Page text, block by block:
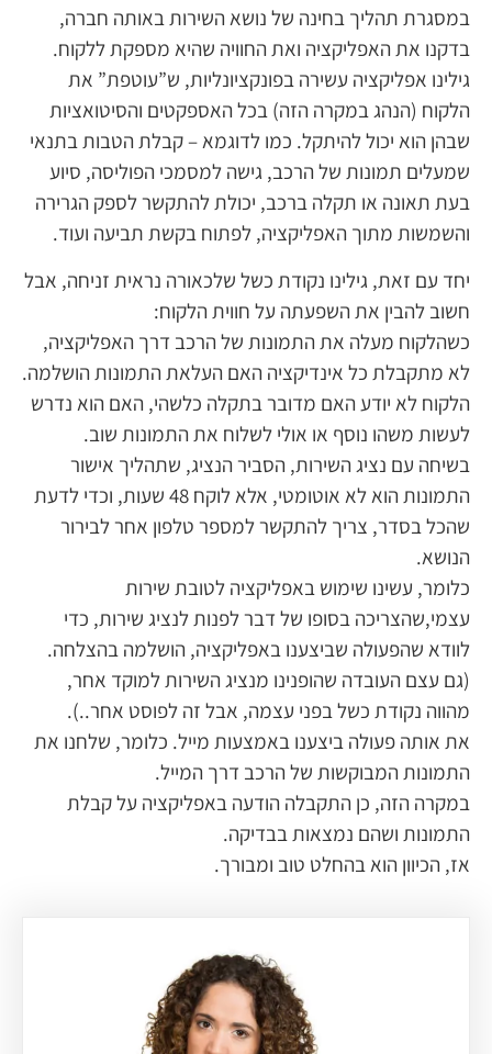
במסגרת תהליך בחינה של נושא השירות באותה חברה,
בדקנו את האפליקציה ואת החוויה שהיא מספקת ללקוח.
גילינו אפליקציה עשירה בפונקציונליות, ש”עוטפת” את
הלקוח (הנהג במקרה הזה) בכל האספקטים והסיטואציות
שבהן הוא יכול להיתקל. כמו לדוגמא – קבלת הטבות בתנאי
שמעלים תמונות של הרכב, גישה למסמכי הפוליסה, סיוע
בעת תאונה או תקלה ברכב, יכולת להתקשר לספק הגרירה
והשמשות מתוך האפליקציה, לפתוח בקשת תביעה ועוד.
יחד עם זאת, גילינו נקודת כשל שלכאורה נראית זניחה, אבל
חשוב להבין את השפעתה על חווית הלקוח:
כשהלקוח מעלה את התמונות של הרכב דרך האפליקציה,
לא מתקבלת כל אינדיקציה האם העלאת התמונות הושלמה.
הלקוח לא יודע האם מדובר בתקלה כלשהי, האם הוא נדרש
לעשות משהו נוסף או אולי לשלוח את התמונות שוב.
בשיחה עם נציג השירות, הסביר הנציג, שתהליך אישור
התמונות הוא לא אוטומטי, אלא לוקח 48 שעות, וכדי לדעת
שהכל בסדר, צריך להתקשר למספר טלפון אחר לבירור
הנושא.
כלומר, עשינו שימוש באפליקציה לטובת שירות
עצמי,שהצריכה בסופו של דבר לפנות לנציג שירות, כדי
לוודא שהפעולה שביצענו באפליקציה, הושלמה בהצלחה.
(גם עצם העובדה שהופנינו מנציג השירות למוקד אחר,
מהווה נקודת כשל בפני עצמה, אבל זה לפוסט אחר..).
את אותה פעולה ביצענו באמצעות מייל. כלומר, שלחנו את
התמונות המבוקשות של הרכב דרך המייל.
במקרה הזה, כן התקבלה הודעה באפליקציה על קבלת
התמונות ושהם נמצאות בבדיקה.
אז, הכיוון הוא בהחלט טוב ומבורך.